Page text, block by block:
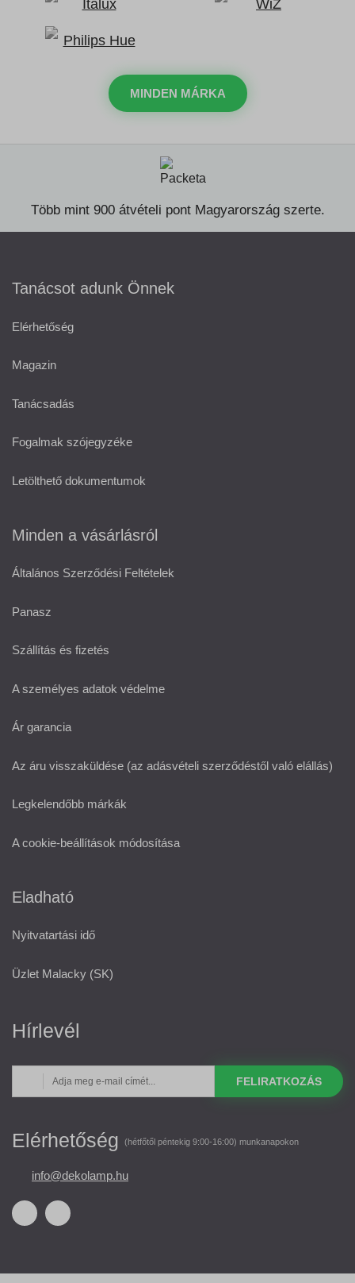
MINDEN MÁRKA
Több mint 900 átvételi pont Magyarország szerte.
Tanácsot adunk Önnek
Elérhetőség
Magazin
Tanácsadás
Fogalmak szójegyzéke
Letölthető dokumentumok
Minden a vásárlásról
Általános Szerződési Feltételek
Panasz
Szállítás és fizetés
A személyes adatok védelme
Ár garancia
Az áru visszaküldése (az adásvételi szerződéstől való elállás)
Legkelendőbb márkák
A cookie-beállítások módosítása
Eladható
Nyitvatartási idő
Üzlet Malacky (SK)
Hírlevél
FELIRATKOZÁS
Elérhetőség (hétfőtől péntekig 9:00-16:00) munkanapokon
info@dekolamp.hu